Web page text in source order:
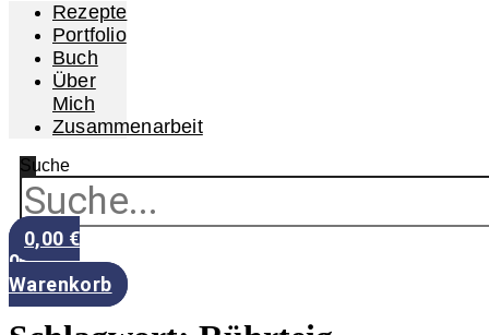
Rezepte
Portfolio
Buch
Über
Mich
Zusammenarbeit
Suche
0,00 €
0
Warenkorb